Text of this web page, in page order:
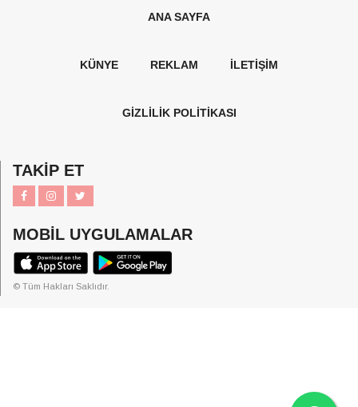
ANA SAYFA
KÜNYE REKLAM İLETİŞİM
GİZLİLİK POLİTİKASI
TAKİP ET
MOBİL UYGULAMALAR
© Tüm Hakları Saklıdır.